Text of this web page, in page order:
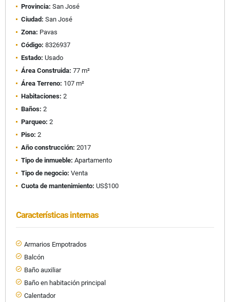
Provincia: San José
Ciudad: San José
Zona: Pavas
Código: 8326937
Estado: Usado
Área Construida: 77 m²
Área Terreno: 107 m²
Habitaciones: 2
Baños: 2
Parqueo: 2
Piso: 2
Año construcción: 2017
Tipo de inmueble: Apartamento
Tipo de negocio: Venta
Cuota de mantenimiento: US$100
Características internas
Armarios Empotrados
Balcón
Baño auxiliar
Baño en habitación principal
Calentador